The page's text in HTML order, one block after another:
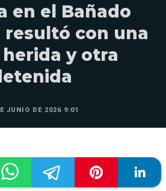
en el Bañado
resultó con una
y otra
JUNIO DE 2026 9:01